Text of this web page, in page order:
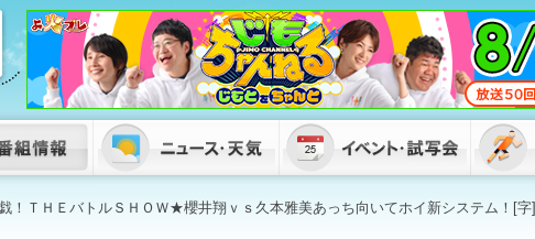
！ＴＨＥバトルＳＨＯＷ★櫻井翔ｖｓ久本雅美あっち向いてホイ新システム！[字]